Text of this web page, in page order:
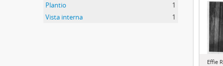
Plantio
1
Vista interna
1
Effie